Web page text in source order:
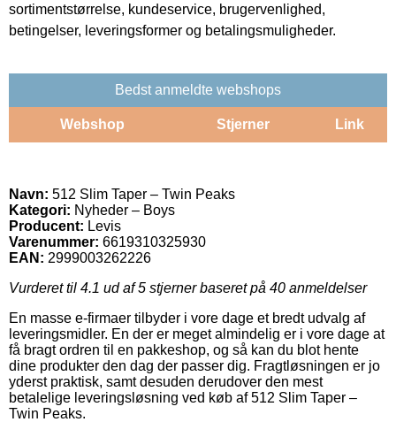
sortimentstørrelse, kundeservice, brugervenlighed,
betingelser, leveringsformer og betalingsmuligheder.
Bedst anmeldte webshops
Webshop Stjerner Link
Navn: 512 Slim Taper – Twin Peaks
Kategori: Nyheder – Boys
Producent: Levis
Varenummer: 6619310325930
EAN: 2999003262226
Vurderet til 4.1 ud af 5 stjerner baseret på 40 anmeldelser
En masse e-firmaer tilbyder i vore dage et bredt udvalg af
leveringsmidler. En der er meget almindelig er i vore dage at
få bragt ordren til en pakkeshop, og så kan du blot hente
dine produkter den dag der passer dig. Fragtløsningen er jo
yderst praktisk, samt desuden derudover den mest
betalelige leveringsløsning ved køb af 512 Slim Taper –
Twin Peaks.